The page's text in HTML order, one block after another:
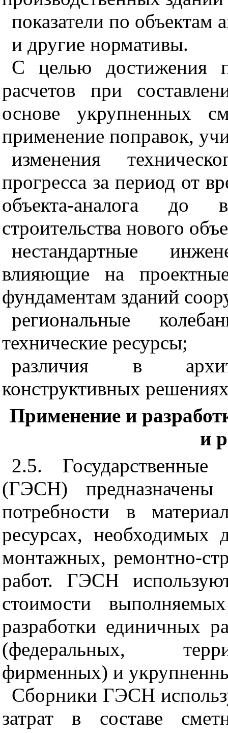
показатели по объектам
и другие нормативы.
С целью достижения
расчетов при
основе укрупненных
применение поправок,
изменения
прогресса за период от
объекта-аналога до
строительства нового
нестандартные
влияющие на
фундаментам зданий
региональные
технические ресурсы;
различия в
конструктивных
Применение и
и
2.5.
(ГЭСН)
потребности в
ресурсах, необходимых
монтажных, ремонтно-
работ. ГЭСН
стоимости
разработки единичных
(федеральных,
фирменных) и
Сборники ГЭСН
затрат в составе